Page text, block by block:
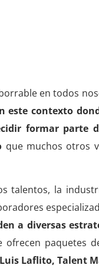
en todos
este contexto
formar parte
que muchos otros
talentos, la
a diversas
ofrecen paquetes
Luis Laflito, Talent